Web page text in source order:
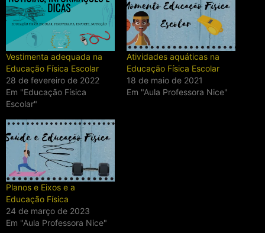
Vestimenta adequada na
Educação Física Escolar
28 de fevereiro de 2022
Em "Educação Física
Escolar"
Atividades aquáticas na
Educação Física Escolar
18 de maio de 2021
Em "Aula Professora Nice"
Planos e Eixos e a
Educação Física
24 de março de 2023
Em "Aula Professora Nice"